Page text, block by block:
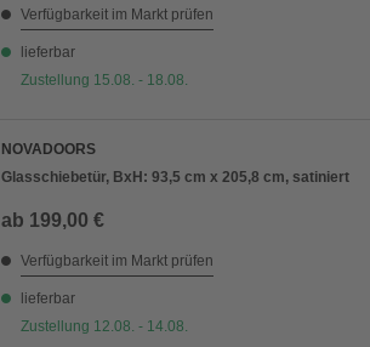
Verfügbarkeit im Markt prüfen
lieferbar
Zustellung 15.08. - 18.08.
NOVADOORS
Glasschiebetür, BxH: 93,5 cm x 205,8 cm, satiniert
ab 199,00 €
Verfügbarkeit im Markt prüfen
lieferbar
Zustellung 12.08. - 14.08.